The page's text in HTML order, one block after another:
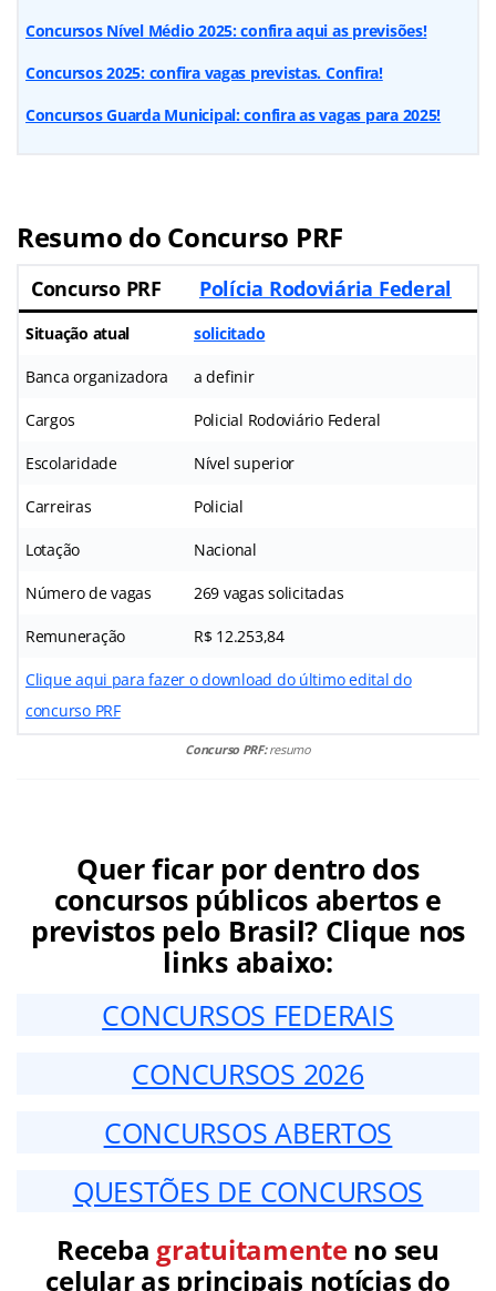
Concursos Nível Médio 2025: confira aqui as previsões!
Concursos 2025: confira vagas previstas. Confira!
Concursos Guarda Municipal: confira as vagas para 2025!
Resumo do Concurso PRF
Concurso PRF Polícia Rodoviária Federal
Situação atual solicitado
Banca organizadora a definir
Cargos Policial Rodoviário Federal
Escolaridade Nível superior
Carreiras Policial
Lotação Nacional
Número de vagas 269 vagas solicitadas
Remuneração R$ 12.253,84
Clique aqui para fazer o download do último edital do
concurso PRF
Concurso PRF:resumo
Quer ficar por dentro dos
concursos públicos abertos e
previstos pelo Brasil? Clique nos
links abaixo:
CONCURSOS FEDERAIS
CONCURSOS 2026
CONCURSOS ABERTOS
QUESTÕES DE CONCURSOS
Receba gratuitamenteno seu
celular as principais notícias do